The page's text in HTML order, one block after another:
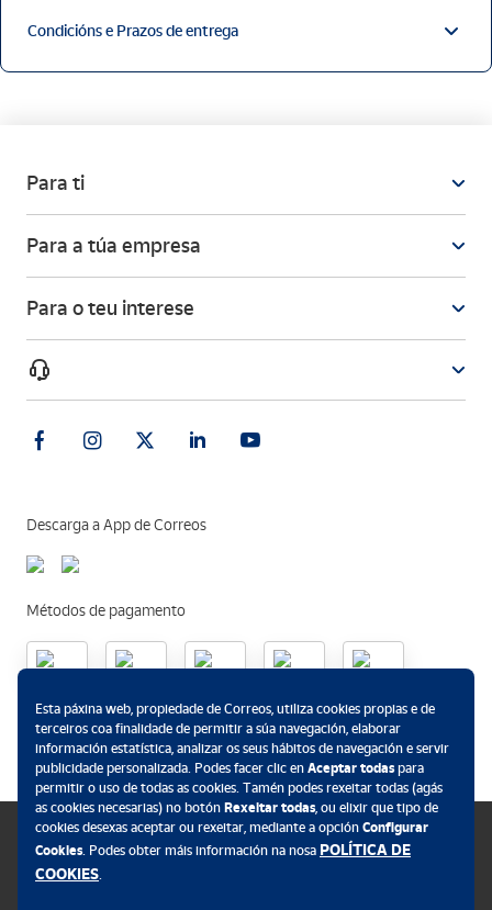
Condicións e Prazos de entrega
Para ti
Para a túa empresa
Para o teu interese
Descarga a App de Correos
Métodos de pagamento
Esta páxina web, propiedade de Correos, utiliza cookies propias e de
terceiros coa finalidade de permitir a súa navegación, elaborar
información estatística, analizar os seus hábitos de navegación e servir
publicidade personalizada. Podes facer clic en Aceptar todaspara
permitir o uso de todas as cookies. Tamén podes rexeitar todas (agás
as cookies necesarias) no botón Rexeitar todas, ou elixir que tipo de
cookies desexas aceptar ou rexeitar, mediante a opción Configurar
Cookies. Podes obter máis información na nosa POLÍTICA DE
COOKIES.